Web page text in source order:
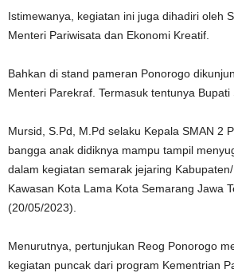
Istimewanya, kegiatan ini juga dihadiri oleh
Menteri Pariwisata dan Ekonomi Kreatif.
Bahkan di stand pameran Ponorogo
Menteri Parekraf. Termasuk tentunya Bupati
Mursid, S.Pd, M.Pd selaku Kepala SMAN 2
bangga anak didiknya mampu tampil
dalam kegiatan semarak jejaring
Kawasan Kota Lama Kota Semarang Jawa
(20/05/2023).
Menurutnya, pertunjukan Reog Ponorogo
kegiatan puncak dari program Kementrian